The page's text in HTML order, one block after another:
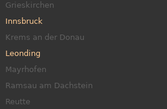
Grieskirchen
Innsbruck
Krems an der Donau
Leonding
Mayrhofen
Ramsau am Dachstein
Reutte